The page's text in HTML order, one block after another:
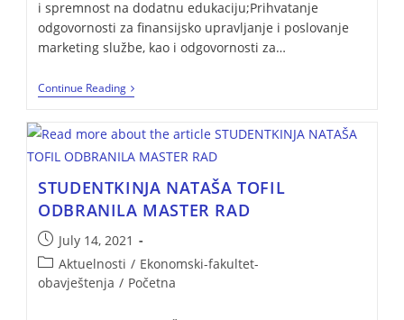
i spremnost na dodatnu edukaciju;Prihvatanje
odgovornosti za finansijsko upravljanje i poslovanje
marketing službe, kao i odgovornosti za…
Continue Reading
STUDENTKINJA NATAŠA TOFIL
ODBRANILA MASTER RAD
July 14, 2021
Aktuelnosti / Ekonomski-fakultet-
obavještenja / Početna